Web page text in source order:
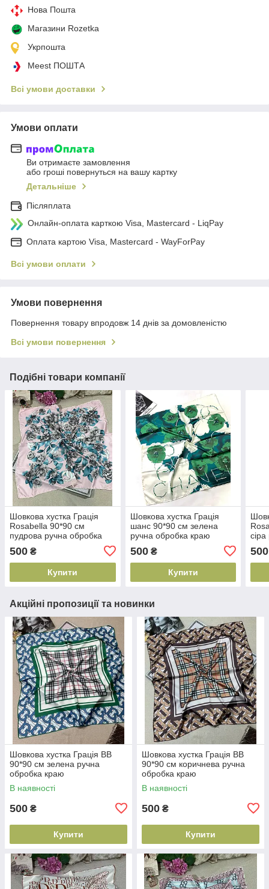
Нова Пошта
Магазини Rozetka
Укрпошта
Meest ПОШТА
Всі умови доставки
Умови оплати
Ви отримаєте замовлення
або гроші повернуться на вашу картку
Детальніше
Післяплата
Онлайн-оплата карткою Visa, Mastercard - LiqPay
Оплата картою Visa, Mastercard - WayForPay
Всі умови оплати
Умови повернення
Повернення товару впродовж 14 днів за домовленістю
Всі умови повернення
Подібні товари компанії
Шовкова хустка Грація
Rosabella 90*90 см
пудрова ручна обробка
500 ₴
Купити
Шовкова хустка Грація
шанс 90*90 см зелена
ручна обробка краю
500₴
Купити
500
Акційні пропозиції та новинки
Шовкова хустка Грація BB
90*90 см зелена ручна
обробка краю
В наявності
500 ₴
Купити
Шовкова хустка Грація BB
90*90 см коричнева ручна
обробка краю
В наявності
500 ₴
Купити